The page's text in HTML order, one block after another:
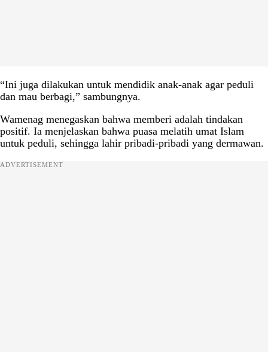
“Ini juga dilakukan untuk mendidik anak-anak agar peduli
dan mau berbagi,” sambungnya.
Wamenag menegaskan bahwa memberi adalah tindakan
positif. Ia menjelaskan bahwa puasa melatih umat Islam
untuk peduli, sehingga lahir pribadi-pribadi yang dermawan.
ADVERTISEMENT